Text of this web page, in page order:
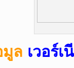
ล เวอร์